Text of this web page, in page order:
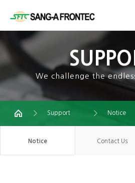
We challenge the
Support Notice
Notice Contact Us